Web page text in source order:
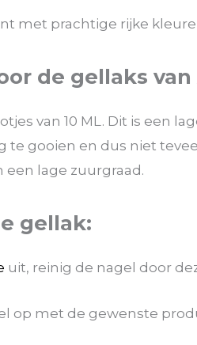
met prachtige rijke
de gellaks van
van 10 ML. Dit is een
te gooien en dus niet
een lage zuurgraad.
gellak:
uit, reinig de nagel door
op met de gewenste